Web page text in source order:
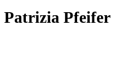
Patrizia Pfeifer